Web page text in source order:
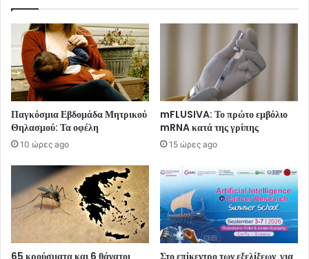
Παγκόσμια Εβδομάδα Μητρικού
Θηλασμού: Τα οφέλη
10 ώρες ago
mFLUSIVA: Το πρώτο εμβόλιο
mRNA κατά της γρίπης
15 ώρες ago
65 κρούσματα και 6 θάνατοι Στο επίκεντρο των εξελίξεων για